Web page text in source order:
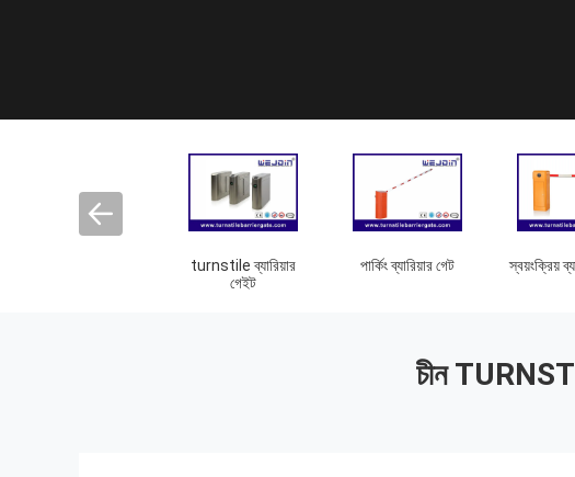
turnstile ব্যারিয়ার
গেইট
পার্কিং ব্যারিয়ার গেট স্বয়ংক্রিয়
চীন